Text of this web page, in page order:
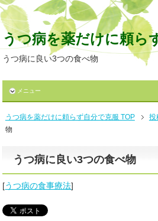
うつ病を薬だけに頼ら
うつ病に良い3つの食べ物
メニュー
うつ病を薬だけに頼らず自分で克服 TOP 投
物
うつ病に良い3つの食べ物
[うつ病の食事療法]